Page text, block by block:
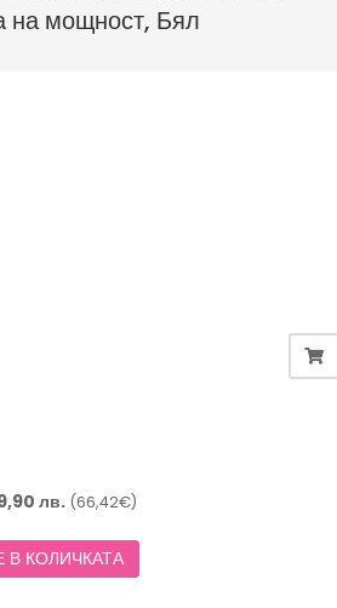
на мощност, Бял
лв. (66,42€)
В КОЛИЧКАТА